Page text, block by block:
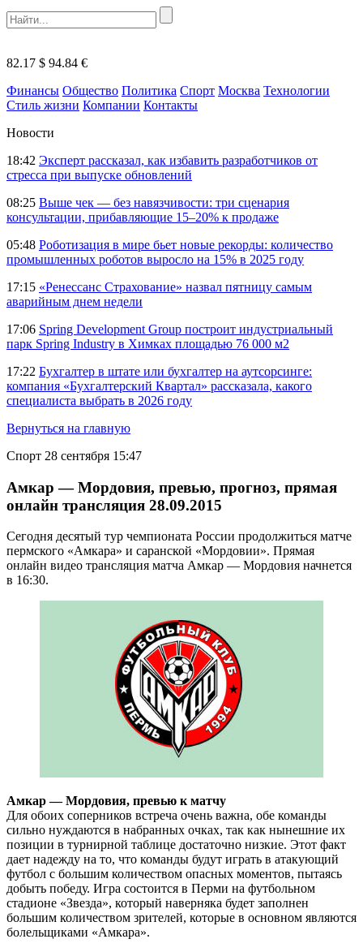
82.17 $ 94.84 €
Финансы Общество Политика Спорт Москва Технологии
Стиль жизни Компании Контакты
Новости
18:42 Эксперт рассказал, как избавить разработчиков от
стресса при выпуске обновлений
08:25 Выше чек — без навязчивости: три сценария
консультации, прибавляющие 15–20% к продаже
05:48 Роботизация в мире бьет новые рекорды: количество
промышленных роботов выросло на 15% в 2025 году
17:15 «Ренессанс Страхование» назвал пятницу самым
аварийным днем недели
17:06 Spring Development Group построит индустриальный
парк Spring Industry в Химках площадью 76 000 м2
17:22 Бухгалтер в штате или бухгалтер на аутсорсинге:
компания «Бухгалтерский Квартал» рассказала, какого
специалиста выбрать в 2026 году
Вернуться на главную
Спорт 28 сентября 15:47
Амкар — Мордовия, превью, прогноз, прямая
онлайн трансляция 28.09.2015
Сегодня десятый тур чемпионата России продолжиться матче
пермского «Амкара» и саранской «Мордовии». Прямая
онлайн видео трансляция матча Амкар — Мордовия начнется
в 16:30.
Амкар — Мордовия, превью к матчу
Для обоих соперников встреча очень важна, обе команды
сильно нуждаются в набранных очках, так как нынешние их
позиции в турнирной таблице достаточно низкие. Этот факт
дает надежду на то, что команды будут играть в атакующий
футбол с большим количеством опасных моментов, пытаясь
добыть победу. Игра состоится в Перми на футбольном
стадионе «Звезда», который наверняка будет заполнен
большим количеством зрителей, которые в основном являются
болельщиками «Амкара».